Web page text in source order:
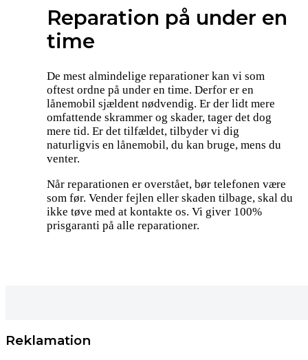
Reparation på under en
time
De mest almindelige reparationer kan vi som
oftest ordne på under en time. Derfor er en
lånemobil sjældent nødvendig. Er der lidt mere
omfattende skrammer og skader, tager det dog
mere tid. Er det tilfældet, tilbyder vi dig
naturligvis en lånemobil, du kan bruge, mens du
venter.
Når reparationen er overstået, bør telefonen være
som før. Vender fejlen eller skaden tilbage, skal du
ikke tøve med at kontakte os. Vi giver 100%
prisgaranti på alle reparationer.
Reklamation